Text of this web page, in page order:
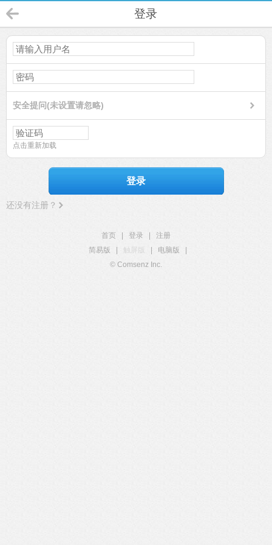
登录
安全提问(未设置请忽略)
点击重新加载
登录
还没有注册？
首页 登录
注册
简易版
触屏版 电脑版
© Comsenz Inc.